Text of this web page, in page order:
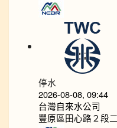
停水
2026-08-08, 09:44
台灣自來水公司
豐原區田心路２段